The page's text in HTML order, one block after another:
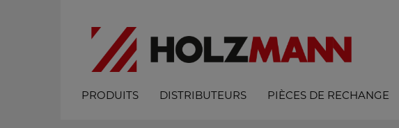
PRODUITS DISTRIBUTEURS PIÈCES DE RECHANGE